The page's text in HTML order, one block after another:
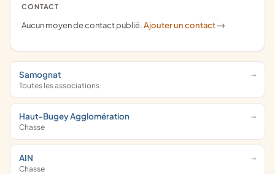
CONTACT
Aucun moyen de contact publié.Ajouter un contact ->
Samognat
Toutes les associations
Haut-Bugey Agglomération
Chasse
AIN
Chasse